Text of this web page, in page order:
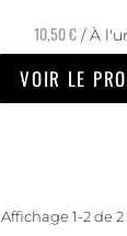
10,50 € / À
VOIR LE
Affichage 1-2 de 2